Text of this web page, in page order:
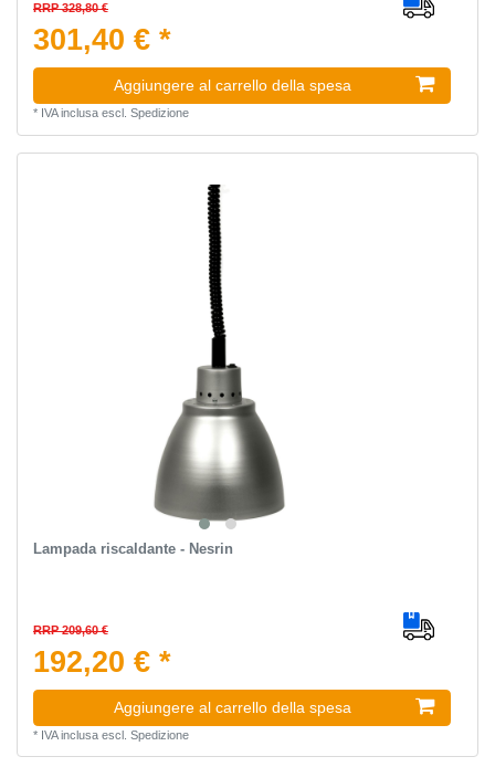
RRP 328,80 €
301,40 € *
Aggiungere al carrello della spesa
* IVA inclusaescl. Spedizione
Lampada riscaldante - Nesrin
RRP 209,60 €
192,20 € *
Aggiungere al carrello della spesa
* IVA inclusaescl. Spedizione